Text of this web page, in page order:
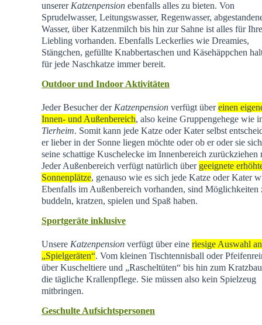
unserer Katzenpensionebenfalls alles zu bieten. Von
Sprudelwasser, Leitungswasser, Regenwasser,
Wasser, über Katzenmilch bis hin zur Sahne ist alles für
Liebling vorhanden. Ebenfalls Leckerlies wie Dreamies,
Stängchen, gefüllte Knabbertaschen und Käsehäppchen
für jede Naschkatze immer bereit.
Outdoor und Indoor Aktivitäten
Jeder Besucher der Katzenpensionverfügt übereinen
Innen- und Außenbereich, also keine Gruppengehege wie
Tierheim. Somit kann jede Katze oder Kater selbst
er lieber in der Sonne liegen möchte oder ob er oder sie
seine schattige Kuschelecke im Innenbereich zurückziehen
Jeder Außenbereich verfügt natürlich über geeignete
Sonnenplätze, genauso wie es sich jede Katze oder Kater
Ebenfalls im Außenbereich vorhanden, sind Möglichkeiten
buddeln, kratzen, spielen und Spaß haben.
Sportgeräte inklusive
Unsere Katzenpensionverfügt über eine riesige Auswahl an
„Spielgeräten“. Vom kleinen Tischtennisball oder
über Kuscheltiere und „Rascheltüten“ bis hin zum
die tägliche Krallenpflege. Sie müssen also kein Spielzeug
mitbringen.
Geschulte Aufsichtspersonen